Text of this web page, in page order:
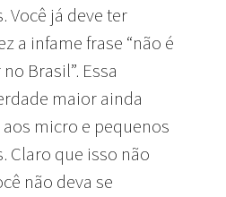
Você já deve ter
a infame frase “não é
Brasil”. Essa
maior ainda
micro e pequenos
Claro que isso não
não deva se